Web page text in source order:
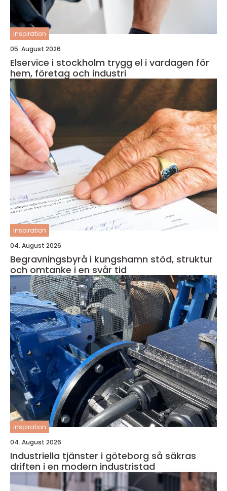
inspiration
05. August 2026
Elservice i stockholm trygg el i vardagen för
hem, företag och industri
inspiration
04. August 2026
Begravningsbyrå i kungshamn stöd, struktur
och omtanke i en svår tid
inspiration
04. August 2026
Industriella tjänster i göteborg så säkras
driften i en modern industristad